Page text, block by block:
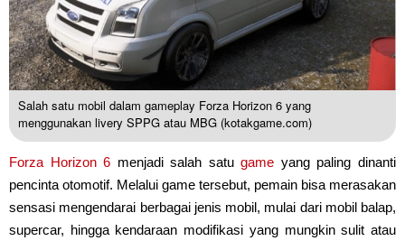
Salah satu mobil dalam gameplay Forza Horizon 6 yang
menggunakan livery SPPG atau MBG (kotakgame.com)
Forza Horizon 6 menjadi salah satugame yang paling dinanti
pencinta otomotif. Melalui game tersebut, pemain bisa merasakan
sensasi mengendarai berbagai jenis mobil, mulai dari mobil balap,
supercar, hingga kendaraan modifikasi yang mungkin sulit atau